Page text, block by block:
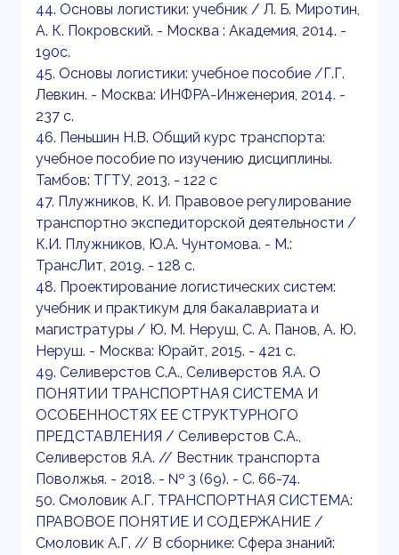
44. Основы логистики: учебник / Л. Б. Миротин,
А. К. Покровский. - Москва : Академия, 2014. -
190с.
45. Основы логистики: учебное пособие /Г.Г.
Левкин. - Москва: ИНФРА-Инженерия, 2014. -
237 с.
46. Пеньшин Н.В. Общий курс транспорта:
учебное пособие по изучению дисциплины.
Тамбов: ТГТУ, 2013. - 122 с
47. Плужников, К. И. Правовое регулирование
транспортно экспедиторской деятельности /
К.И. Плужников, Ю.А. Чунтомова. - М.:
ТрансЛит, 2019. - 128 с.
48. Проектирование логистических систем:
учебник и практикум для бакалавриата и
магистратуры / Ю. М. Неруш, С. А. Панов, А. Ю.
Неруш. - Москва: Юрайт, 2015. - 421 с.
49. Селиверстов С.А., Селиверстов Я.А. О
ПОНЯТИИ ТРАНСПОРТНАЯ СИСТЕМА И
ОСОБЕННОСТЯХ ЕЕ СТРУКТУРНОГО
ПРЕДСТАВЛЕНИЯ / Селиверстов С.А.,
Селиверстов Я.А. // Вестник транспорта
Поволжья. - 2018. - № 3 (69). - С. 66-74.
50. Смоловик А.Г. ТРАНСПОРТНАЯ СИСТЕМА:
ПРАВОВОЕ ПОНЯТИЕ И СОДЕРЖАНИЕ /
Смоловик А.Г. // В сборнике: Сфера знаний: